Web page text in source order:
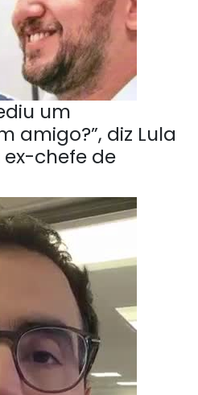
um
amigo?”, diz Lula
chefe de